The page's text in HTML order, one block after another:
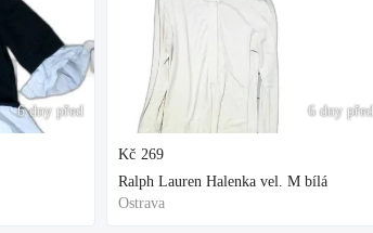
6 dny před 6 dny před
Kč 269
Ralph Lauren Halenka vel. M bílá
Ostrava